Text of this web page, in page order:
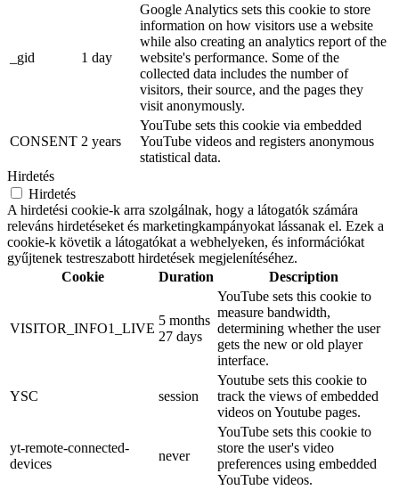
_gid 1 day
Google Analytics sets this cookie to store
information on how visitors use a website
while also creating an analytics report of the
website's performance. Some of the
collected data includes the number of
visitors, their source, and the pages they
visit anonymously.
CONSENT 2 years
YouTube sets this cookie via embedded
YouTube videos and registers anonymous
statistical data.
Hirdetés
Hirdetés
A hirdetési cookie-k arra szolgálnak, hogy a látogatók számára
releváns hirdetéseket és marketingkampányokat lássanak el. Ezek a
cookie-k követik a látogatókat a webhelyeken, és információkat
gyűjtenek testreszabott hirdetések megjelenítéséhez.
Cookie
Duration Description
VISITOR_INFO1_LIVE
5 months
27 days
YouTube sets this cookie to
measure bandwidth,
determining whether the user
gets the new or old player
interface.
YSC session
Youtube sets this cookie to
track the views of embedded
videos on Youtube pages.
yt-remote-connected-
devices
never
YouTube sets this cookie to
store the user's video
preferences using embedded
YouTube videos.